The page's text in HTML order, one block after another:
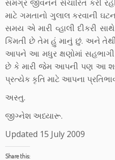
સમગ્ર જીવનને સંચારિત કરી
માટે ગમતાનો ગુલાલ કરવાની
સમય એ મારી વ્હાલી દીકરી
કિંમતી છે તેમ હું માનું છું. અને તેથી
આપને આ મધુર ક્ષણોમાં
છે કે મારી જેમ આપની પણ આ
પ્રત્યેક કૃતિ માટે આપના
અસ્તુ.
જીગ્નેશ અધ્યારૂ.
Updated 15 July 2009
Share this: